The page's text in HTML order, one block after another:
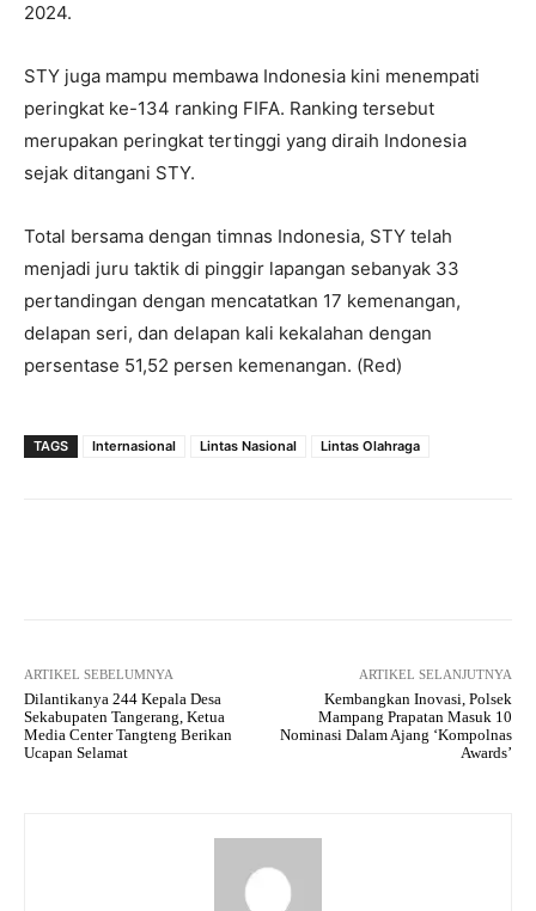
2024.
STY juga mampu membawa Indonesia kini menempati
peringkat ke-134 ranking FIFA. Ranking tersebut
merupakan peringkat tertinggi yang diraih Indonesia
sejak ditangani STY.
Total bersama dengan timnas Indonesia, STY telah
menjadi juru taktik di pinggir lapangan sebanyak 33
pertandingan dengan mencatatkan 17 kemenangan,
delapan seri, dan delapan kali kekalahan dengan
persentase 51,52 persen kemenangan. (Red)
TAGS Internasional Lintas Nasional Lintas Olahraga
ARTIKEL SEBELUMNYA
Dilantikanya 244 Kepala Desa
Sekabupaten Tangerang, Ketua
Media Center Tangteng Berikan
Ucapan Selamat
ARTIKEL SELANJUTNYA
Kembangkan Inovasi, Polsek
Mampang Prapatan Masuk 10
Nominasi Dalam Ajang ‘Kompolnas
Awards’